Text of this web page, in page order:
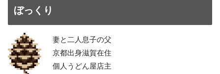
ぼっくり
妻と二人息子の父
京都出身滋賀在住
個人うどん屋店主